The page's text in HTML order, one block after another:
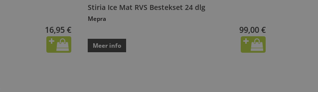
16,95 €
Stiria Ice Mat RVS Bestekset 24 dlg
Mepra
99,00 €
Meer info